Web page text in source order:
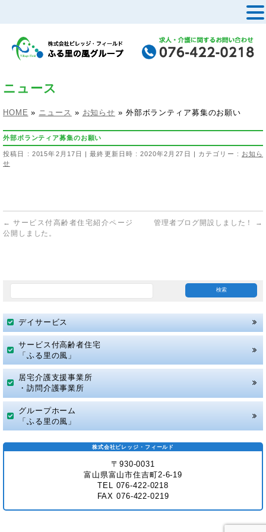
ニュース
HOME » ニュース » お知らせ » 外部ボランティア募集のお願い
外部ボランティア募集のお願い
投稿日 : 2015年2月17日 最終更新日時 : 2020年2月27日 カテゴリー : お知ら
せ
← サービス付高齢者住宅紹介ページ
公開しました。
管理者ブログ開設しました！ →
デイサービス
サービス付高齢者住宅
「ふる里の風」
居宅介護支援事業所
・訪問介護事業所
グループホーム
「ふる里の風」
株式会社ビレッジ・フィールド
〒930-0031
富山県富山市住吉町2-6-19
TEL 076-422-0218
FAX 076-422-0219